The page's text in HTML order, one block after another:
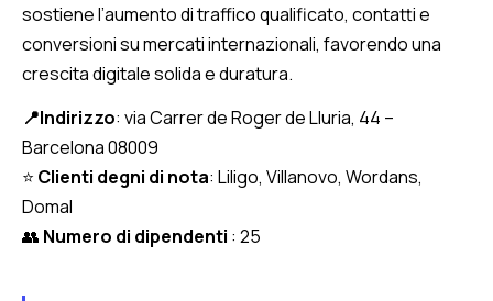
sostiene l’aumento di traffico qualificato, contatti e
conversioni su mercati internazionali, favorendo una
crescita digitale solida e duratura.
📍Indirizzo: via Carrer de Roger de Lluria, 44 –
Barcelona 08009
⭐ Clienti degni di nota: Liligo, Villanovo, Wordans,
Domal
👥 Numero di dipendenti : 25